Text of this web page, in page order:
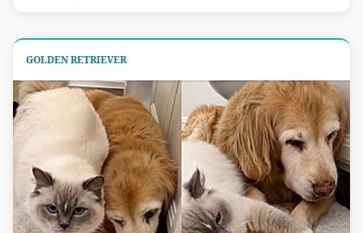
GOLDEN RETRIEVER